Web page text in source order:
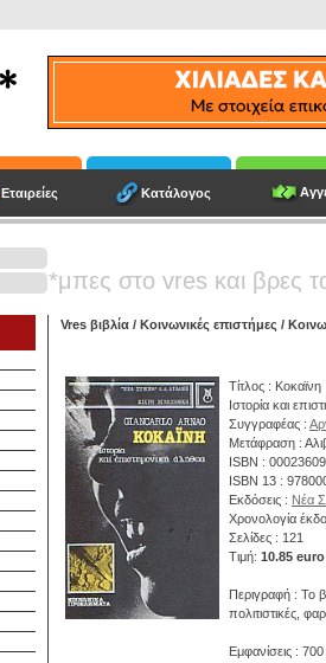
Εταιρείες Κατάλογος
*μπες στο vres και βρες
Vres βιβλία / Κοινωνικές επιστήμες /
Τίτλος : Κοκαϊνη
Ιστορία και
Συγγραφέας :
Μετάφραση :
ISBN :
ISBN 13 :
Εκδόσεις : Νέα
Χρονολογία
Σελίδες : 121
Τιμή: 10.85 euro
Περιγραφή : Το
πολιτιστικές,
Εμφανίσεις : 700